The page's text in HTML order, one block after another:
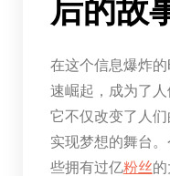
后的故
在这个信息爆炸
速崛起，成为了人
它不仅改变了人
实现梦想的舞台
些拥有过亿粉丝